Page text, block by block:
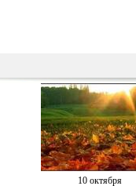
10 октября